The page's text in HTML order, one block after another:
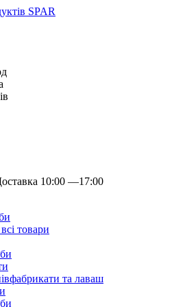
10:00 —17:00
товари
та лаваш